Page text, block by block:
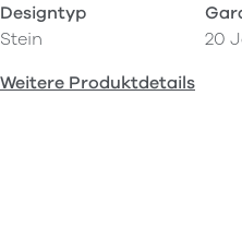
Designtyp
Stein
20
Weitere Produktdetails